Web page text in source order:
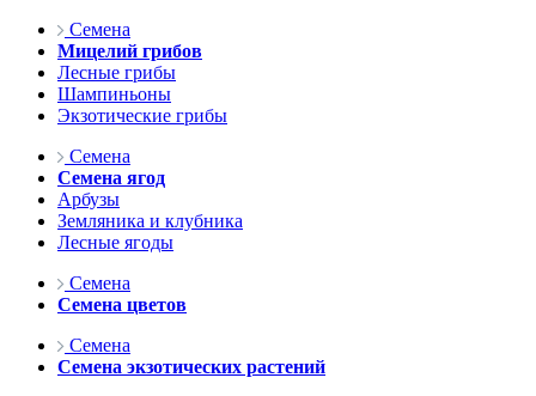
Семена
Мицелий грибов
Лесные грибы
Шампиньоны
Экзотические грибы
Семена
Семена ягод
Арбузы
Земляника и клубника
Лесные ягоды
Семена
Семена цветов
Семена
Семена экзотических растений